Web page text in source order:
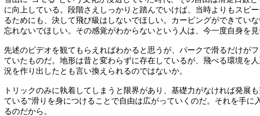
に向上している。段階さえしっかりと踏んでいけば、当時よりもスピ
るためにも、決して飛び級はしないでほしい。カービングができてい
忘れないでほしい。その感覚がわからないという人は、今一度自身を
先述のビデオを観てもらえればわかると思うが、パークで滑るだけが
ていたものだ。地形は昔と変わらずに存在しているが、飛べる環境を
況を作り出したとも言い換えられるのではないか。
トリックのみに執着してしまうと限界があり、基礎力がなければ発展
ている”滑りを身につけることで自由は広がっていくのだ。それを手
るのだから。